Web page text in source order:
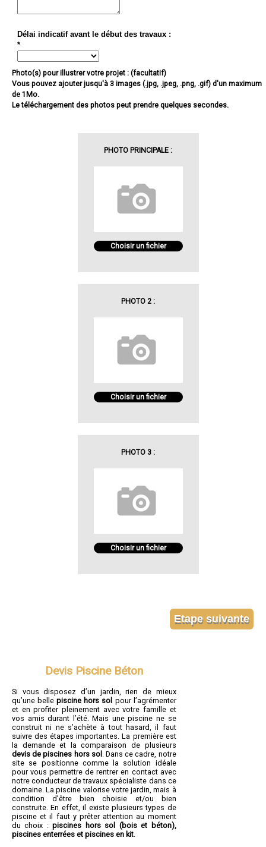
Délai indicatif avant le début des travaux :
*
Photo(s) pour illustrer votre projet : (facultatif)
Vous pouvez ajouter jusqu'à 3 images (.jpg, .jpeg, .png, .gif) d'un maximum
de 1Mo.
Le téléchargement des photos peut prendre quelques secondes.
PHOTO PRINCIPALE :
Choisir un fichier
PHOTO 2 :
Choisir un fichier
PHOTO 3 :
Choisir un fichier
Devis Piscine Béton
Si vous disposez d’un jardin, rien de mieux
qu’une bellepiscine hors sol pour l’agrémenter
et en profiter pleinement avec votre famille et
vos amis durant l’été. Mais une piscine ne se
construit ni ne s’achète à tout hasard, il faut
suivre des étapes importantes. La première est
la demande et la comparaison de plusieurs
devis de piscines hors sol . Dans ce cadre, notre
site se positionne comme la solution idéale
pour vous permettre de rentrer en contact avec
notre conducteur de travaux spécialiste dans ce
domaine. La piscine valorise votre jardin, mais à
condition d’être bien choisie et/ou bien
construite. En effet, il existe plusieurs types de
piscine et il faut y prêter attention au moment
du choix :piscines hors sol (bois et béton),
piscines enterrées et piscines en kit.